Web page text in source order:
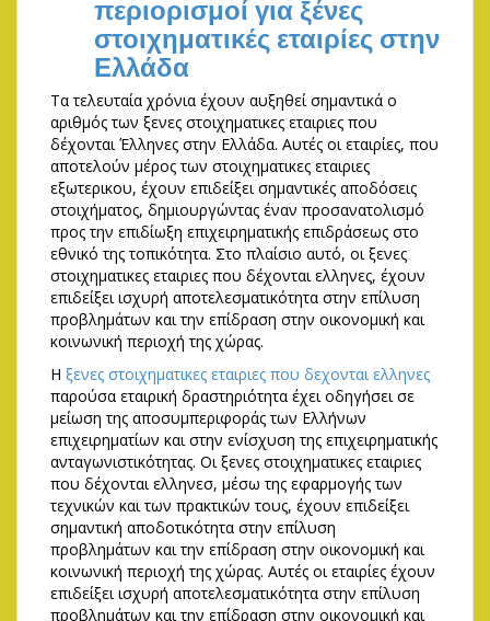
στοιχηματικές εταιρίες στην
Ελλάδα
Τα τελευταία χρόνια έχουν αυξηθεί σημαντικά ο
αριθμός των ξενες στοιχηματικες εταιριες που
δέχονται Έλληνες στην Ελλάδα. Αυτές οι εταιρίες, που
αποτελούν μέρος των στοιχηματικες εταιριες
εξωτερικου, έχουν επιδείξει σημαντικές αποδόσεις
στοιχήματος, δημιουργώντας έναν προσανατολισμό
προς την επιδίωξη επιχειρηματικής επιδράσεως στο
εθνικό της τοπικότητα. Στο πλαίσιο αυτό, οι ξενες
στοιχηματικες εταιριες που δέχονται ελληνες, έχουν
επιδείξει ισχυρή αποτελεσματικότητα στην επίλυση
προβλημάτων και την επίδραση στην οικονομική και
κοινωνική περιοχή της χώρας.
Η ξενες στοιχηματικες εταιριες που δεχονται ελληνες
παρούσα εταιρική δραστηριότητα έχει οδηγήσει σε
μείωση της αποσυμπεριφοράς των Ελλήνων
επιχειρηματίων και στην ενίσχυση της επιχειρηματικής
ανταγωνιστικότητας. Οι ξενες στοιχηματικες εταιριες
που δέχονται ελληνεσ, μέσω της εφαρμογής των
τεχνικών και των πρακτικών τους, έχουν επιδείξει
σημαντική αποδοτικότητα στην επίλυση
προβλημάτων και την επίδραση στην οικονομική και
κοινωνική περιοχή της χώρας. Αυτές οι εταιρίες έχουν
επιδείξει ισχυρή αποτελεσματικότητα στην επίλυση
προβλημάτων και την επίδραση στην οικονομική και